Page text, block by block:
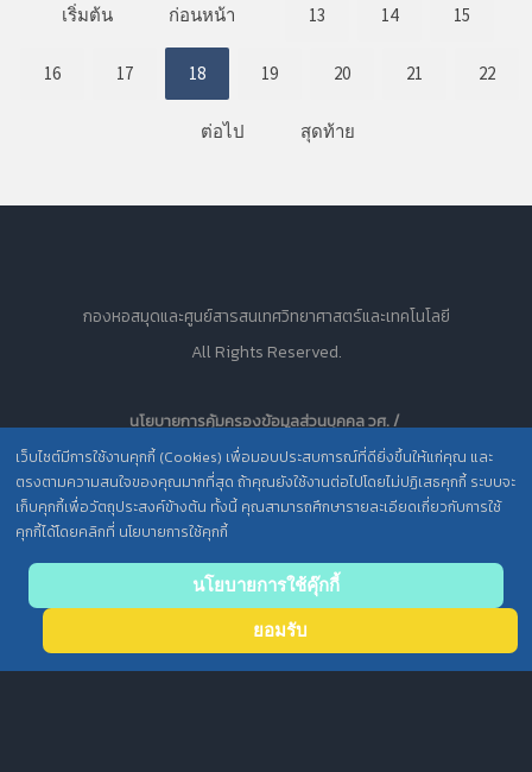
เริ่มต้น ก่อนหน้า 13 14 15
16 17 18 19 20 21 22
ต่อไป สุดท้าย
เว็บไซต์มีการใช้งานคุกกี้ (Cookies) เพื่อมอบประสบการณ์ที่ดียิ่งขึ้นให้แก่คุณ และ
ตรงตามความสนใจของคุณมากที่สุด ถ้าคุณยังใช้งานต่อไปโดยไม่ปฏิเสธคุกกี้ ระบบจะ
เก็บคุกกี้เพื่อวัตถุประสงค์ข้างต้น ทั้งนี้ คุณสามารถศึกษารายละเอียดเกี่ยวกับการใช้
คุกกี้ได้โดยคลิกที่ นโยบายการใช้คุกกี้
นโยบายการใช้คุ๊กกี้
ยอมรับ
กองหอสมุดและศูนย์สารสนเทศวิทยาศาสตร์และเทคโนโลยี
All Rights Reserved.
นโยบายการคุ้มครองข้อมูลส่วนบุคคล วศ. /
ประกาศความเป็นส่วนตัว (Privacy Notice) สำหรับการบริการสารสนเทศ